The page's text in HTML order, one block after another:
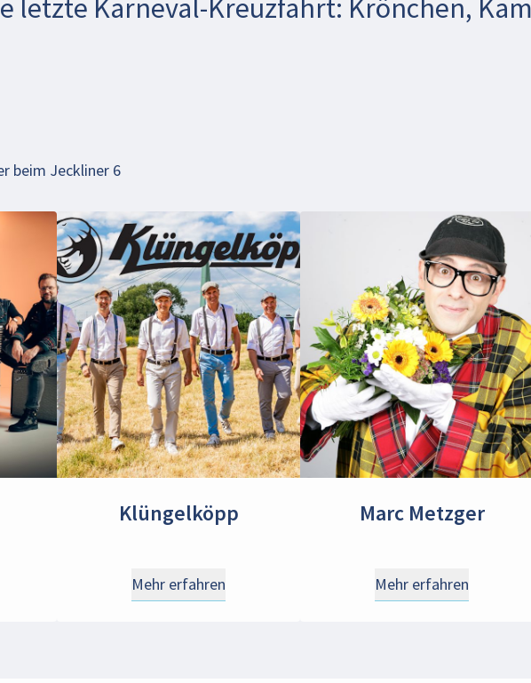
letzte Karneval-Kreuzfahrt: Krönchen,
können
unseren
.
beim Jeckliner 6
Klüngelköpp
Mehr erfahren
Marc Metzger
Mehr erfahren